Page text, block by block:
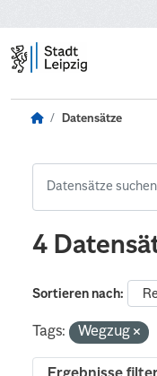
Datensätze
4
Sortieren nach
Tags: Wegzug